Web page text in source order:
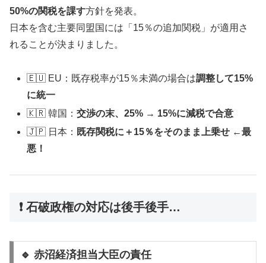
50%の関税を課す方針を発表。
日本を含む主要同盟国には「15％の追加関税」が適用さ
れることが決まりました。
🇪🇺 EU：既存税率が15％未満の場合は調整して15%
に統一
🇰🇷 韓国：交渉の末、25% → 15%に減税で合意
🇯🇵 日本： 既存関税に＋15％をそのまま上乗せ ←最
悪！
❗ 石破政権の対応は後手後手…
🔹 赤沼経済担当大臣の責任